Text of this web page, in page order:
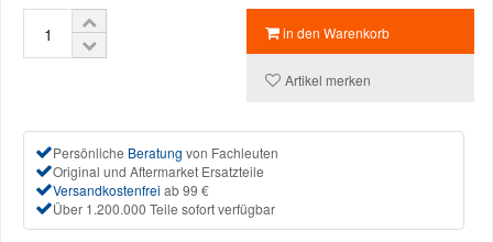
in den Warenkorb
Artikel merken
Persönliche Beratung von Fachleuten
Original und Aftermarket Ersatzteile
Versandkostenfrei ab 99 €
Über 1.200.000 Teile sofort verfügbar
Lancia Ersatzteile
Mercedes Ersatzteile
Mini Ersatzteile